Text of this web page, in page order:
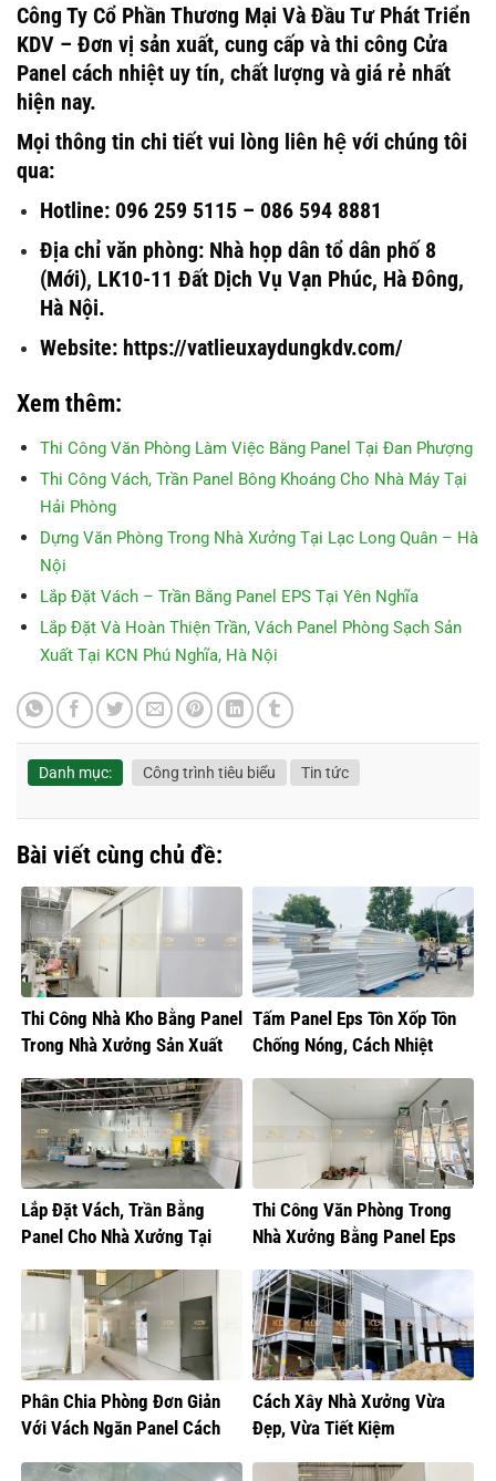
Công Ty Cổ Phần Thương Mại Và Đầu Tư Phát Triển
KDV – Đơn vị sản xuất, cung cấp và thi công Cửa
Panel cách nhiệt uy tín, chất lượng và giá rẻ nhất
hiện nay.
Mọi thông tin chi tiết vui lòng liên hệ với chúng tôi
qua:
Hotline: 096 259 5115 – 086 594 8881
Địa chỉ văn phòng: Nhà họp dân tổ dân phố 8
(Mới), LK10-11 Đất Dịch Vụ Vạn Phúc, Hà Đông,
Hà Nội.
Website: https://vatlieuxaydungkdv.com/
Xem thêm:
Thi Công Văn Phòng Làm Việc Bằng Panel Tại Đan Phượng
Thi Công Vách, Trần Panel Bông Khoáng Cho Nhà Máy Tại
Hải Phòng
Dựng Văn Phòng Trong Nhà Xưởng Tại Lạc Long Quân – Hà
Nội
Lắp Đặt Vách – Trần Bằng Panel EPS Tại Yên Nghĩa
Lắp Đặt Và Hoàn Thiện Trần, Vách Panel Phòng Sạch Sản
Xuất Tại KCN Phú Nghĩa, Hà Nội
Danh mục: Công trình tiêu biểu Tin tức
Bài viết cùng chủ đề:
Thi Công Nhà Kho Bằng Panel
Trong Nhà Xưởng Sản Xuất
Tấm Panel Eps Tôn Xốp Tôn
Chống Nóng, Cách Nhiệt
Lắp Đặt Vách, Trần Bằng
Panel Cho Nhà Xưởng Tại
Thi Công Văn Phòng Trong
Nhà Xưởng Bằng Panel Eps
Phân Chia Phòng Đơn Giản
Với Vách Ngăn Panel Cách
Cách Xây Nhà Xưởng Vừa
Đẹp, Vừa Tiết Kiệm